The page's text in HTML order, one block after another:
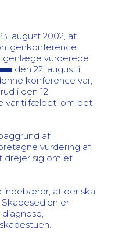
august 2002, at
vurderede
den 22. august i
konference var,
i den 12
var tilfældet, om det
af
vurdering af
drejer sig om et
indebærer, at der skal
er